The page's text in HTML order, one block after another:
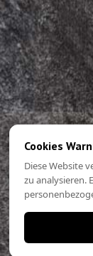
Cookies
Diese Website
zu analysieren.